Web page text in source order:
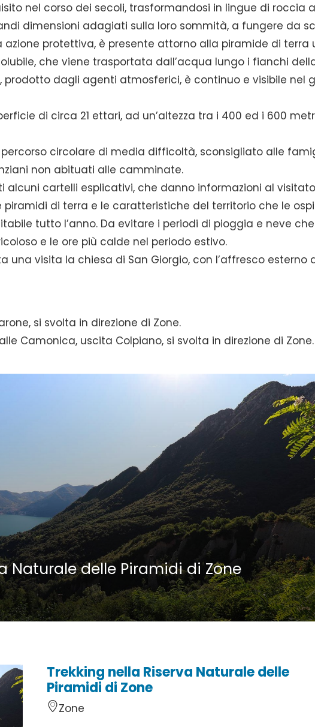
nel corso dei secoli, trasformandosi in lingue di roccia
dimensioni adagiati sulla loro sommità, a fungere da
protettiva, è presente attorno alla piramide di terra
che viene trasportata dall’acqua lungo i fianchi
prodotto dagli agenti atmosferici, è continuo e visibile nel
di circa 21 ettari, ad un’altezza tra i 400 ed i 600
percorso circolare di media difficoltà, sconsigliato alle
non abituati alle camminate.
alcuni cartelli esplicativi, che danno informazioni al
di terra e le caratteristiche del territorio che le
tutto l’anno. Da evitare i periodi di pioggia e neve che
e le ore più calde nel periodo estivo.
una visita la chiesa di San Giorgio, con l’affresco esterno
si svolta in direzione di Zone.
Camonica, uscita Colpiano, si svolta in direzione di Zone.
Naturale delle Piramidi di Zone
Trekking nella Riserva Naturale delle
Piramidi di Zone
Zone